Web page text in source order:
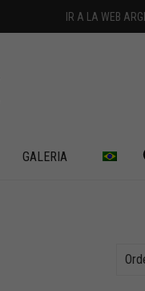
IR A LA WEB
GALERIA